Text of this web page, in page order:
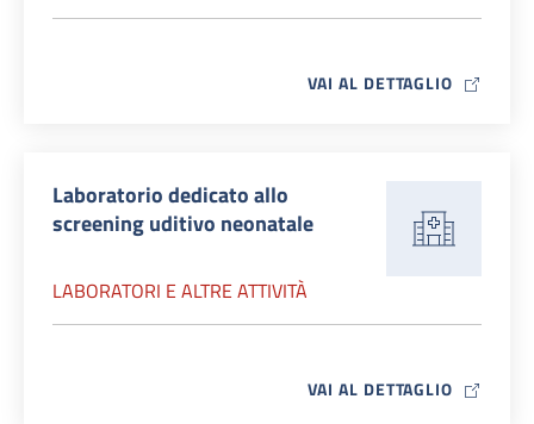
VAI AL DETTAGLIO MAP ICON
Laboratorio dedicato allo
screening uditivo neonatale
LABORATORI E ALTRE ATTIVITÀ
VAI AL DETTAGLIO MAP ICON